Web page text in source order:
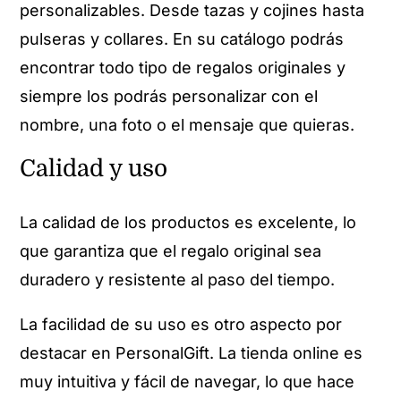
personalizables. Desde tazas y cojines hasta
pulseras y collares. En su catálogo podrás
encontrar todo tipo de regalos originales y
siempre los podrás personalizar con el
nombre, una foto o el mensaje que quieras.
Calidad y uso
La calidad de los productos es excelente, lo
que garantiza que el regalo original sea
duradero y resistente al paso del tiempo.
La facilidad de su uso es otro aspecto por
destacar en PersonalGift. La tienda online es
muy intuitiva y fácil de navegar, lo que hace